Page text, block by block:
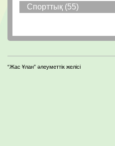
Спорттық (55)
“Жас Ұлан” әлеуметтік желісі